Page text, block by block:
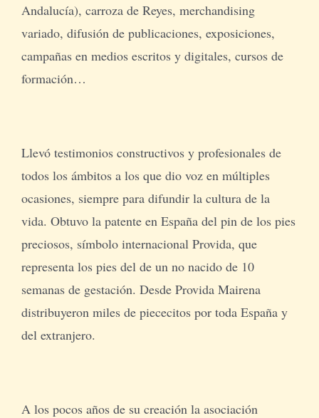
Andalucía), carroza de Reyes, merchandising
variado, difusión de publicaciones, exposiciones,
campañas en medios escritos y digitales, cursos de
formación…
Llevó testimonios constructivos y profesionales de
todos los ámbitos a los que dio voz en múltiples
ocasiones, siempre para difundir la cultura de la
vida. Obtuvo la patente en España del pin de los pies
preciosos, símbolo internacional Provida, que
representa los pies del de un no nacido de 10
semanas de gestación. Desde Provida Mairena
distribuyeron miles de piececitos por toda España y
del extranjero.
A los pocos años de su creación la asociación